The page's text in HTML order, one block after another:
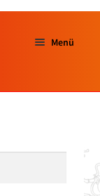
Menü